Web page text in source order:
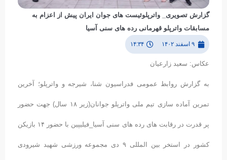
گزارش تصویری_ واترپلوئیست های جوان ایران پیش از اعزام به
مسابقات واترپلو قهرمانی رده های سنی آسیا
۹ اسفند ۱۴۰۲ ۱۴:۳۴
عکاس: سعید زارعیان
به گزارش روابط عمومی فدراسیون شنا، شیرجه و واترپلو؛ آخرین
تمرین آماده سازی تیم ملی واترپلو جوانان(زیر ۱۸ سال) جهت حضور
پر قدرت در رقابت های رده های سنی آسیا_فیلیپین با حضور ۱۴ بازیکن
کشور در استخر بین المللی ۹ دی مجموعه ورزشی شهید شیرودی